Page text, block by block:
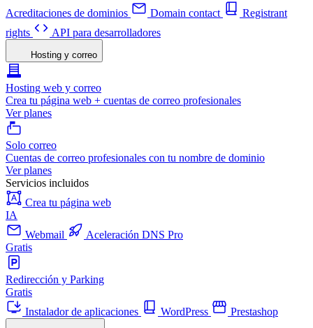
Acreditaciones de dominios
Domain contact
Registrant
rights
API para desarrolladores
Hosting y correo
Hosting web y correo
Crea tu página web + cuentas de correo profesionales
Ver planes
Solo correo
Cuentas de correo profesionales con tu nombre de dominio
Ver planes
Servicios incluidos
Crea tu página web
IA
Webmail
Aceleración DNS Pro
Gratis
Redirección y Parking
Gratis
Instalador de aplicaciones
WordPress Prestashop